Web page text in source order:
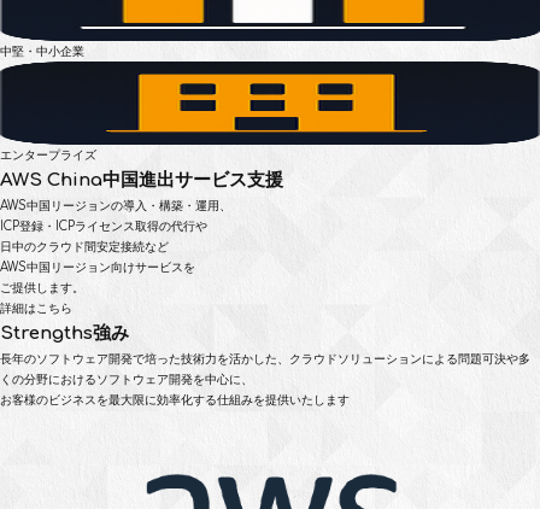
中堅・中小企業
エンタープライズ
AWS China中国進出サービス支援
AWS中国リージョンの導入・構築・運用、
ICP登録・ICPライセンス取得の代行や
日中のクラウド間安定接続など
AWS中国リージョン向けサービスを
ご提供します。
詳細はこちら
Strengths強み
長年のソフトウェア開発で培った技術力を活かした、 クラウドソリューションによる問題可決や多
くの分野におけるソフトウェア開発を中心に、
お客様のビジネスを最大限に効率化する仕組みを提供いたします